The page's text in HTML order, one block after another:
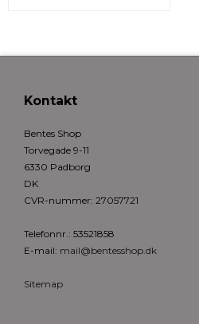
Kontakt
Bentes Shop
Torvegade 9-11
6330 Padborg
DK
CVR-nummer: 27057721
Telefonnr.: 53521858
E-mail: mail@bentesshop.dk
Sitemap